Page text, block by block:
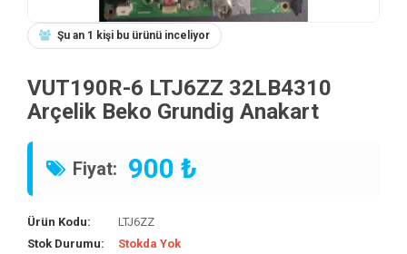
Şu an 1 kişi bu ürünü inceliyor
VUT190R-6 LTJ6ZZ 32LB4310
Arçelik Beko Grundig Anakart
Fiyat: 900 ₺
Ürün Kodu:
LTJ6ZZ
Stok Durumu:
Stokda Yok